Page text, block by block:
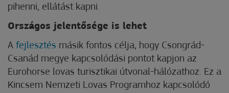
pihenni, ellátást kapni.
Országos jelentősége is lehet
A fejlesztés másik fontos célja, hogy Csongrád-
Csanád megye kapcsolódási pontot kapjon az
Eurohorse lovas turisztikai útvonal-hálózathoz. Ez a
Kincsem Nemzeti Lovas Programhoz kapcsolódó